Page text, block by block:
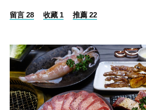
留言 28 收藏 1 推薦 22